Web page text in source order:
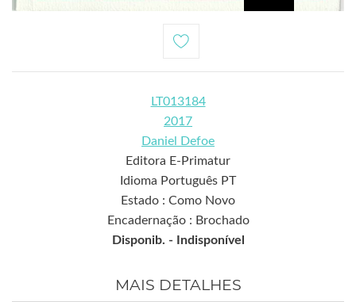
LT013184
2017
Daniel Defoe
Editora E-Primatur
Idioma Português PT
Estado : Como Novo
Encadernação : Brochado
Disponib. -
Indisponível
MAIS DETALHES